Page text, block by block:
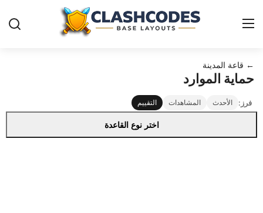
قواعد-كلاش-اوف-كلانس
العربية
← قاعة المدينة
حماية الموارد
فرز: الأحدث المشاهدات التقييم
اختر نوع القاعدة